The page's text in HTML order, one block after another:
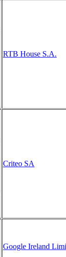
RTB House S.A.
Criteo SA
Google Ireland